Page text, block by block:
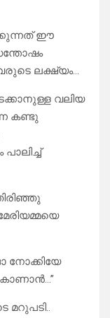
ഈ
ലക്ഷ്യം…
വലിയ
കണ്ടു
നോക്കിയേ
മറുപടി..